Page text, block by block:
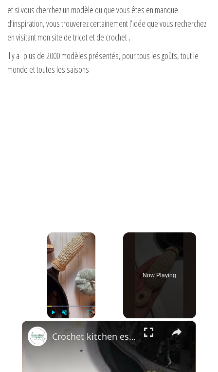
et si vous cherchez un modèle ou que vous êtes en manque
d’inspiration, vous trouverez certainement l’idée que vous recherchez
en visitant mon site de tricot et de crochet ,
il y a plus de 2000 modèles présentés, pour tous les goûts, tout le
monde et toutes les saisons
×
Now Playing
×
Crochet kitchen essential patterns 🧑🏼‍🍳